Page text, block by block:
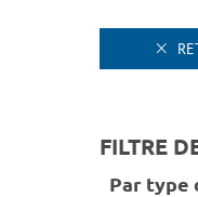
FILTRE
Par type